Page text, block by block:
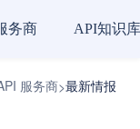
务商 API知识库
服务商>最新情报